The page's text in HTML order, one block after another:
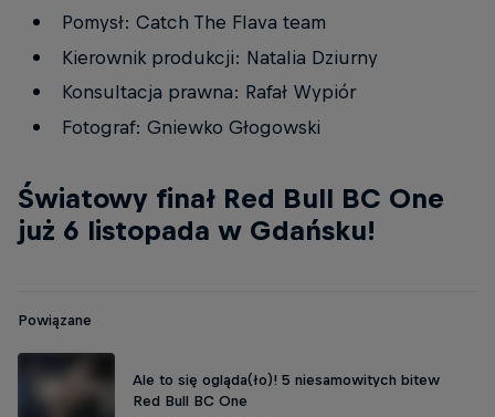
Pomysł: Catch The Flava team
Kierownik produkcji: Natalia Dziurny
Konsultacja prawna: Rafał Wypiór
Fotograf: Gniewko Głogowski
Światowy finał Red Bull BC One
już 6 listopada w Gdańsku!
Powiązane
Ale to się ogląda(ło)! 5 niesamowitych bitew
Red Bull BC One